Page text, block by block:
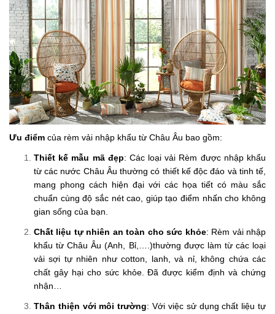
Ưu điểm của rèm vải nhập khẩu từ Châu Âu bao gồm:
Thiết kế mẫu mã đẹp: Các loại vải Rèm được nhập khẩu
từ các nước Châu Âu thường có thiết kế độc đáo và tinh tế,
mang phong cách hiện đại với các họa tiết có màu sắc
chuẩn cùng độ sắc nét cao, giúp tạo điểm nhấn cho không
gian sống của bạn.
Chất liệu tự nhiên an toàn cho sức khỏe: Rèm vải nhập
khẩu từ Châu Âu (Anh, Bỉ,….)thường được làm từ các loại
vải sợi tự nhiên như cotton, lanh, và nỉ, không chứa các
chất gây hại cho sức khỏe. Đã được kiểm định và chứng
nhận…
Thân thiện với môi trường: Với việc sử dụng chất liệu tự